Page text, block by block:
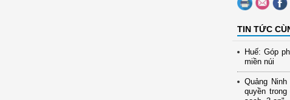
TIN TỨC
Huế: Góp
miền núi
Quảng
quyền